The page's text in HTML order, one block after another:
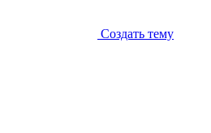
Создать тему